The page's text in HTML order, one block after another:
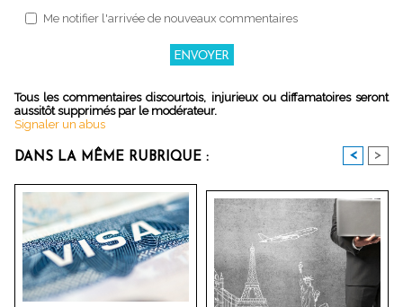
Me notifier l'arrivée de nouveaux commentaires
Tous les commentaires discourtois, injurieux ou diffamatoires seront
aussitôt supprimés par le modérateur.
Signaler un abus
DANS LA MÊME RUBRIQUE : < >